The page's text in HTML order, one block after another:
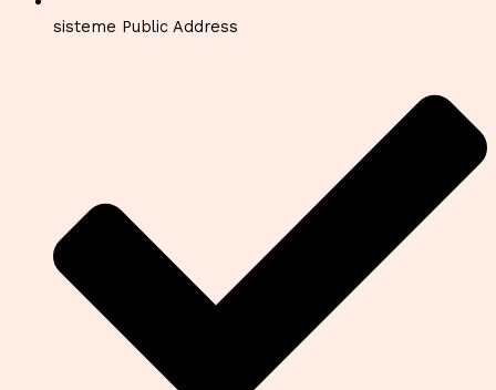
sisteme Public Address